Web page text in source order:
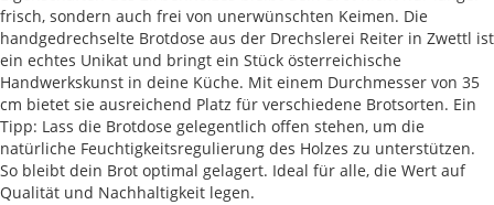
frisch, sondern auch frei von unerwünschten Keimen. Die
handgedrechselte Brotdose aus der Drechslerei Reiter in Zwettl ist
ein echtes Unikat und bringt ein Stück österreichische
Handwerkskunst in deine Küche. Mit einem Durchmesser von 35
cm bietet sie ausreichend Platz für verschiedene Brotsorten. Ein
Tipp: Lass die Brotdose gelegentlich offen stehen, um die
natürliche Feuchtigkeitsregulierung des Holzes zu unterstützen.
So bleibt dein Brot optimal gelagert. Ideal für alle, die Wert auf
Qualität und Nachhaltigkeit legen.